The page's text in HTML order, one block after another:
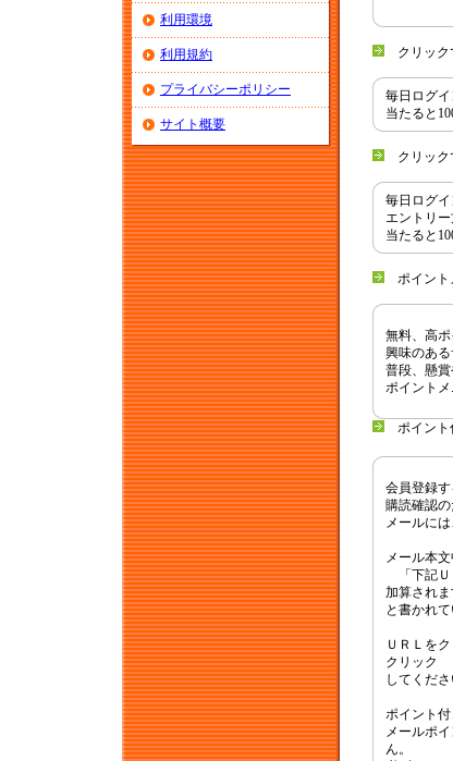
利用環境
利用規約
プライバシーポリシー
サイト概要
クリック
毎日ログ
当たると
クリック
毎日ログ
エントリ
当たると
ポイント
無料、高
興味のある
普段、懸
ポイント
ポイント
会員登録
購読確認
メールに
メール本
「下記Ｕ
加算されま
と書かれ
ＵＲＬを
クリック
してくだ
ポイント付
メールポ
ん。